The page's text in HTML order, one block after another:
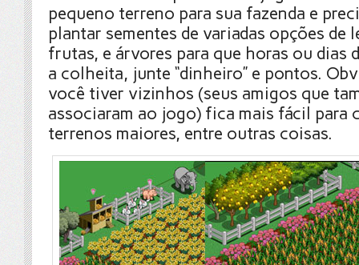
pequeno terreno para sua fazenda e
plantar sementes de variadas opções de
frutas, e árvores para que horas ou dias
a colheita, junte “dinheiro” e pontos.
você tiver vizinhos (seus amigos que
associaram ao jogo) fica mais fácil para
terrenos maiores, entre outras coisas.